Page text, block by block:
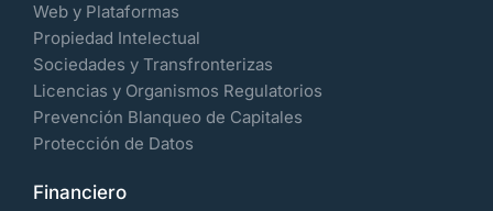
Web y Plataformas
Propiedad Intelectual
Sociedades y Transfronterizas
Licencias y Organismos Regulatorios
Prevención Blanqueo de Capitales
Protección de Datos
Financiero